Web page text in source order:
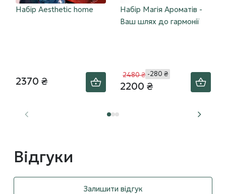
Набір Aesthetic home
2370 ₴
Набір Магія Ароматів -
Ваш шлях до гармонії
2480 ₴ -280 ₴
2200 ₴
Відгуки
Залишити відгук